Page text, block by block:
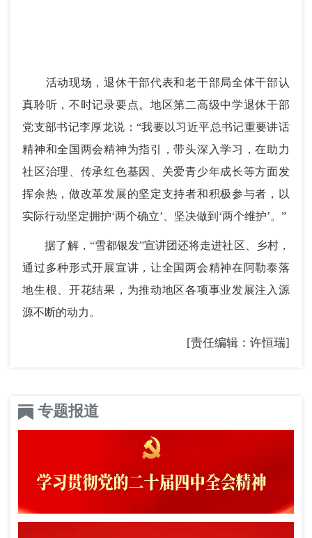
活动现场，退休干部代表和老干部局全体干部认
真聆听，不时记录要点。地区第二高级中学退休干部
党支部书记李厚龙说：“我要以习近平总书记重要讲话
精神和全国两会精神为指引，带头深入学习，在助力
社区治理、传承红色基因、关爱青少年成长等方面发
挥余热，做改革发展的坚定支持者和积极参与者，以
实际行动坚定拥护‘两个确立’、坚决做到‘两个维护’。”
据了解，“雪都银发”宣讲团还将走进社区、乡村，
通过多种形式开展宣讲，让全国两会精神在阿勒泰落
地生根、开花结果，为推动地区各项事业发展注入源
源不断的动力。
[责任编辑：许恒瑞]
专题报道